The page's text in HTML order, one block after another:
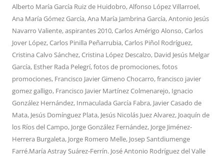
Alberto María García Ruiz de Huidobro,Alfonso López Villarroel,
Ana María Gómez García,Ana María Jambrina García,Antonio Jesús
Navarro Valiente,aspirantes 2010,Carlos Amérigo Alonso,Carlos
Jover López,Carlos Pinilla Peñarrubia,Carlos Piñol Rodríguez,
Cristina Calvo Sánchez,Cristina López Descalzo, David Jesús Melgar
García, Esther Rada Pelegrí,fotos de promociones,fotos
promociones, Francisco Javier Gimeno Chocarro,francisco javier
gomez galligo, Francisco Javier Martínez Colmenarejo, Ignacio
González Hernández, Inmaculada García Fabra, Javier Casado de
Mata, Jesús Domínguez Plata, Jesús Nicolás Juez Alvarez, Joaquín de
los Ríos del Campo, Jorge González Fernández, Jorge Jiménez-
Herrera Burgaleta, Jorge Romero Melle, Josep Santdiumenge
Farré.María Astray Suárez-Ferrín. José Antonio Rodríguez del Valle